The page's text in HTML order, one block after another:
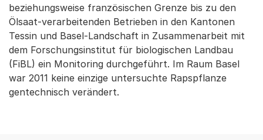
beziehungsweise französischen Grenze bis zu den
Ölsaat-verarbeitenden Betrieben in den Kantonen
Tessin und Basel-Landschaft in Zusammenarbeit mit
dem Forschungsinstitut für biologischen Landbau
(FiBL) ein Monitoring durchgeführt. Im Raum Basel
war 2011 keine einzige untersuchte Rapspflanze
gentechnisch verändert.